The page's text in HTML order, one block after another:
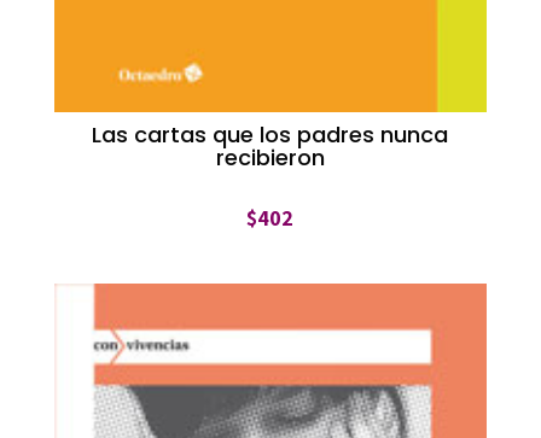
Las cartas que los padres nunca
recibieron
$402